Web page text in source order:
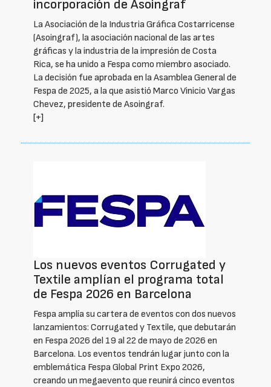
incorporación de Asoingraf
La Asociación de la Industria Gráfica Costarricense
(Asoingraf), la asociación nacional de las artes
gráficas y la industria de la impresión de Costa
Rica, se ha unido a Fespa como miembro asociado.
La decisión fue aprobada en la Asamblea General de
Fespa de 2025, a la que asistió Marco Vinicio Vargas
Chevez, presidente de Asoingraf.
[+]
Los nuevos eventos Corrugated y
Textile amplían el programa total
de Fespa 2026 en Barcelona
Fespa amplía su cartera de eventos con dos nuevos
lanzamientos: Corrugated y Textile, que debutarán
en Fespa 2026 del 19 al 22 de mayo de 2026 en
Barcelona. Los eventos tendrán lugar junto con la
emblemática Fespa Global Print Expo 2026,
creando un megaevento que reunirá cinco eventos